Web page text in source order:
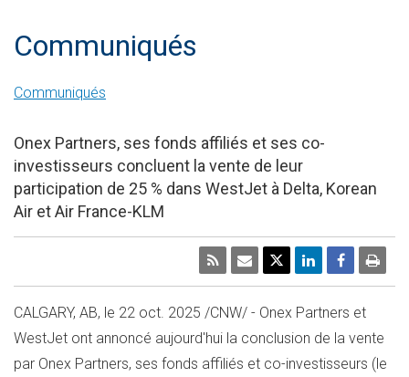
Communiqués
Communiqués
Onex Partners, ses fonds affiliés et ses co-
investisseurs concluent la vente de leur
participation de 25 % dans WestJet à Delta, Korean
Air et Air France-KLM
CALGARY, AB, le 22 oct. 2025 /CNW/ - Onex Partners et
WestJet ont annoncé aujourd'hui la conclusion de la vente
par Onex Partners, ses fonds affiliés et co-investisseurs (le